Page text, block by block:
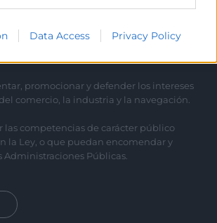
Data Access Privacy Policy
Administraciones Públicas, dedicada a:
promocionar y defender los intereses
comercio, la industria y la navegación.
las competencias de carácter público
la Ley, o que puedan encomendar y
Administraciones Públicas.